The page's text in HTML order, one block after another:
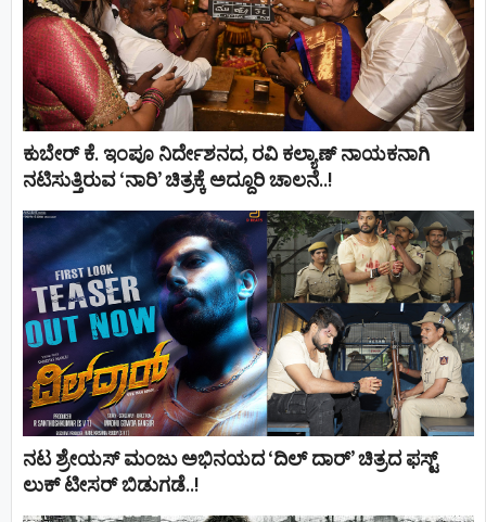
ಕುಬೇರ್ ಕೆ. ಇಂಪೂ ನಿರ್ದೇಶನದ, ರವಿ ಕಲ್ಯಾಣ್‍ ನಾಯಕನಾಗಿ
ನಟಿಸುತ್ತಿರುವ ‘ನಾರಿ’ ಚಿತ್ರಕ್ಕೆ ಅದ್ದೂರಿ ಚಾಲನೆ..!
ನಟ ಶ್ರೇಯಸ್ ಮಂಜು ಅಭಿನಯದ ‘ದಿಲ್ ದಾರ್’ ಚಿತ್ರದ ಫಸ್ಟ್
ಲುಕ್ ಟೀಸರ್ ಬಿಡುಗಡೆ..!